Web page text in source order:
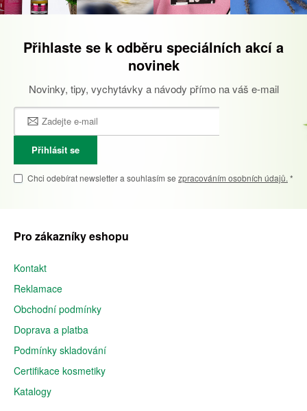
Přihlaste se k odběru speciálních akcí a
novinek
Novinky, tipy, vychytávky a návody přímo na váš e-mail
Přihlásit se
Chci odebírat newsletter a souhlasím se zpracováním osobních údajů. *
Pro zákazníky eshopu
Kontakt
Reklamace
Obchodní podmínky
Doprava a platba
Podmínky skladování
Certifikace kosmetiky
Katalogy